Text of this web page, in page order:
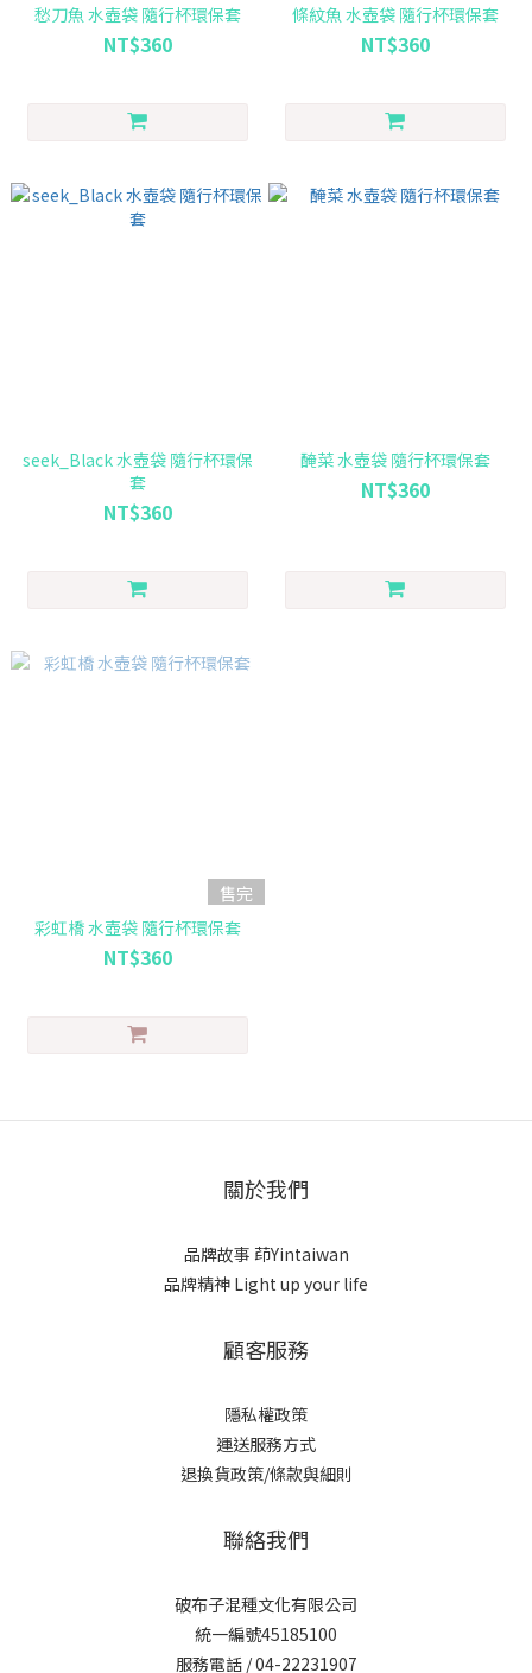
愁刀魚 水壺袋 隨行杯環保套
NT$360
條紋魚 水壺袋 隨行杯環保套
NT$360
seek_Black 水壺袋 隨行杯環保
套
NT$360
醃菜 水壺袋 隨行杯環保套
NT$360
售完
彩虹橋 水壺袋 隨行杯環保套
NT$360
關於我們
品牌故事 茚Yintaiwan
品牌精神 Light up your life
顧客服務
隱私權政策
運送服務方式
退換貨政策/條款與細則
聯絡我們
破布子混種文化有限公司
統一編號45185100
服務電話 / 04-22231907